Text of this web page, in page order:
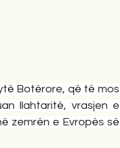
Botërore, që të mos
llahtaritë, vrasjen e
zemrën e Evropës së